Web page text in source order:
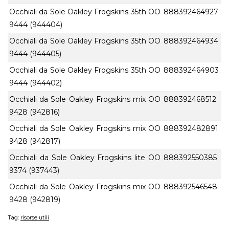
Occhiali da Sole Oakley Frogskins 35th OO
9444 (944404)
888392464927
Occhiali da Sole Oakley Frogskins 35th OO
9444 (944405)
888392464934
Occhiali da Sole Oakley Frogskins 35th OO
9444 (944402)
888392464903
Occhiali da Sole Oakley Frogskins mix OO
9428 (942816)
888392468512
Occhiali da Sole Oakley Frogskins mix OO
9428 (942817)
888392482891
Occhiali da Sole Oakley Frogskins lite OO
9374 (937443)
888392550385
Occhiali da Sole Oakley Frogskins mix OO
9428 (942819)
888392546548
Tag: risorse utili